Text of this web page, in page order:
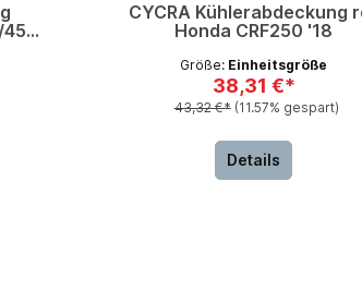
450
CYCRA Kühlerabdeckung
Honda CRF250 '18
Größe: Einheitsgröße
38,31 €*
43,32 €* (11.57% gespart)
Details